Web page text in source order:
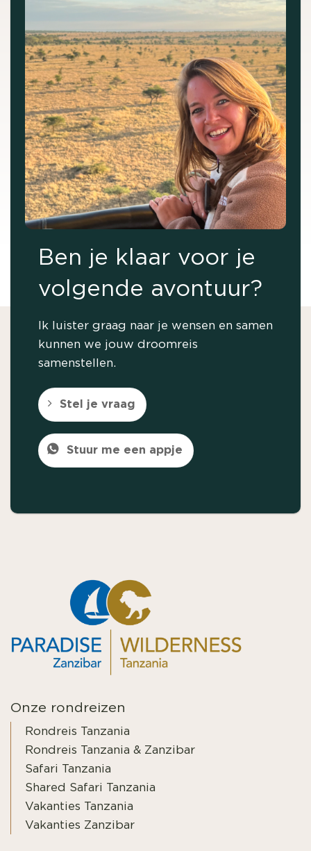
Ben je klaar voor je
volgende avontuur?
Ik luister graag naar je wensen en samen
kunnen we jouw droomreis
samenstellen.
Stel je vraag
Stuur me een appje
Onze rondreizen
Rondreis Tanzania
Rondreis Tanzania & Zanzibar
Safari Tanzania
Shared Safari Tanzania
Vakanties Tanzania
Vakanties Zanzibar